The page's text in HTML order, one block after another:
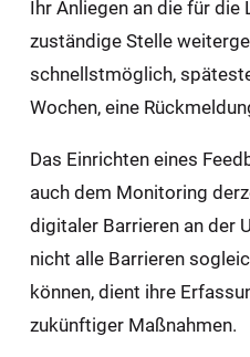
Ihr Anliegen an die für
zuständige Stelle
schnellstmöglich,
Wochen, eine
Das Einrichten eines
auch dem Monitoring
digitaler Barrieren an der
nicht alle Barrieren
können, dient ihre
zukünftiger Maßnahmen.